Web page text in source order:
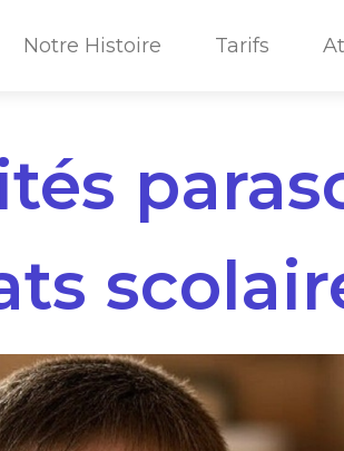
Notre Histoire Tarifs